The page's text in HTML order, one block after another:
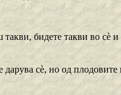
такви, бидете такви во сѐ
дарува сѐ, но од плодовите